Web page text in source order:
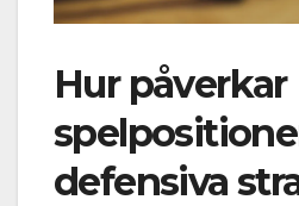
Hur påverkar
defensiva